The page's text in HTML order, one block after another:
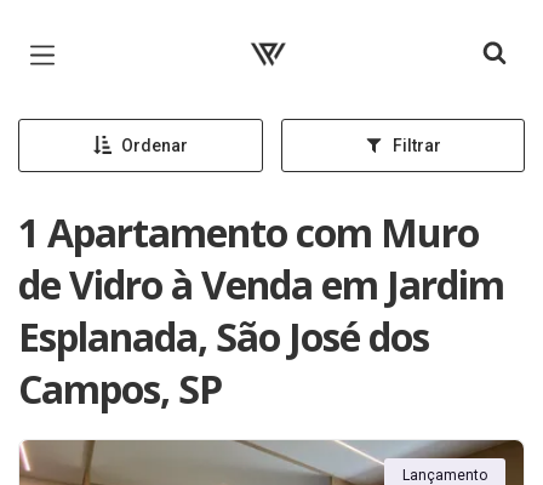
Página inicial
Ordenar Filtrar
1 Apartamento com Muro
de Vidro à Venda em Jardim
Esplanada, São José dos
Campos, SP
Lançamento